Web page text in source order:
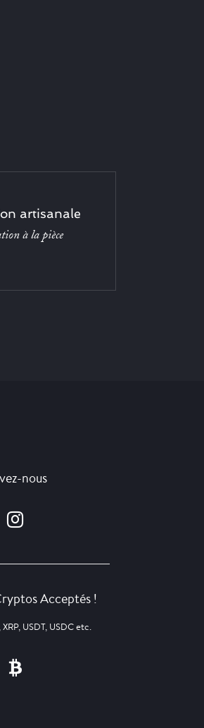
artisanale
à la pièce
nous
Acceptés !
XRP, USDT, USDC etc.